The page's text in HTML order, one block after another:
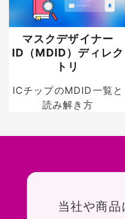
マスクデザイナー
ID（MDID）ディレク
トリ
ICチップのMDID一覧と
読み解き方
お問い合わせ
当社や商